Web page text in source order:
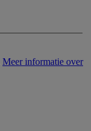
Meer informatie over